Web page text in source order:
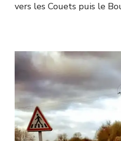
vers les Couets puis le